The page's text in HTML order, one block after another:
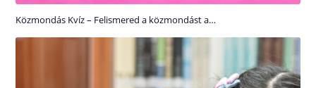
Közmondás Kvíz – Felismered a közmondást a…